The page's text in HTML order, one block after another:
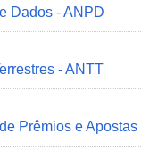
Dados - ANPD
- ANTT
Prêmios e Apostas